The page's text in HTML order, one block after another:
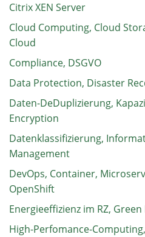
Citrix XEN Server
Cloud Computing, Cloud
Cloud
Compliance, DSGVO
Data Protection, Disaster
Daten-DeDuplizierung,
Encryption
Datenklassifizierung,
Management
DevOps, Container,
OpenShift
Energieeffizienz im RZ,
High-Perfomance-